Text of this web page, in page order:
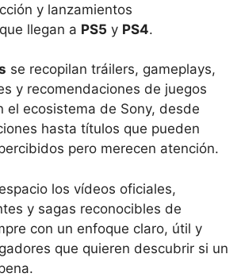
y lanzamientos
llegan a PS5 y PS4.
se recopilan tráilers, gameplays,
y recomendaciones de juegos
el ecosistema de Sony, desde
hasta títulos que pueden
pero merecen atención.
los vídeos oficiales,
y sagas reconocibles de
con un enfoque claro, útil y
que quieren descubrir si un